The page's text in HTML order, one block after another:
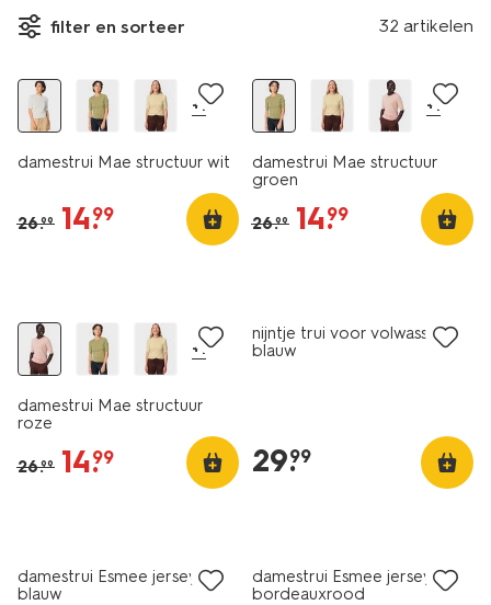
filter en sorteer 32 artikelen
korting
+1
damestrui Mae structuur wit
26.99 14.
99
+1
damestrui Mae structuur
groen
26.99 14.
99
+1
damestrui Mae structuur
roze
26.99 14.
99
nijntje trui voor volwassenen
blauw
29.
99
damestrui Esmee jersey
blauw
damestrui Esmee jersey
bordeauxrood